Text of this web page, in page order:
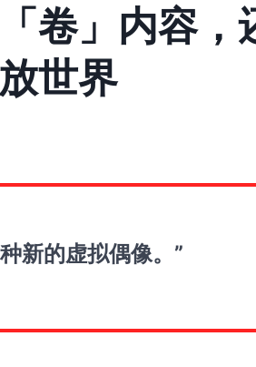
卷」内容，
世界
新的虚拟偶像。”